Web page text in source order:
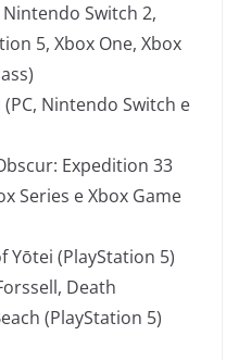
Switch 2,
5, Xbox One, Xbox
Nintendo Switch e
Expedition 33
Series e Xbox Game
Yōtei (PlayStation 5)
Death
(PlayStation 5)